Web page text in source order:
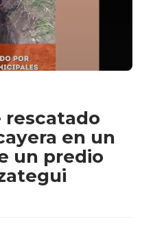
rescatado
en un
un predio